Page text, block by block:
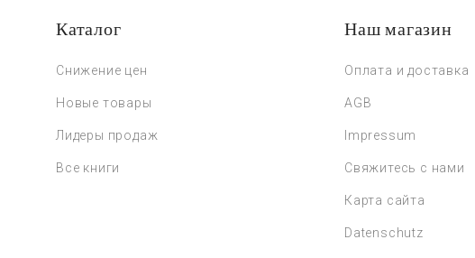
Каталог
Снижение цен
Новые товары
Лидеры продаж
Все книги
Наш магазин
Оплата и доставка
AGB
Impressum
Свяжитесь с нами
Карта сайта
Datenschutz